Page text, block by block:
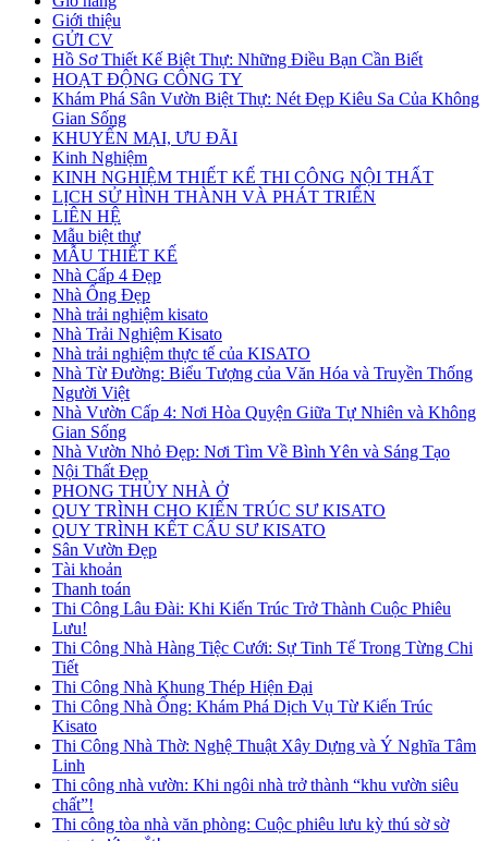
Giới thiệu
GỬI CV
Hồ Sơ Thiết Kế Biệt Thự: Những Điều Bạn Cần Biết
HOẠT ĐỘNG CÔNG TY
Khám Phá Sân Vườn Biệt Thự: Nét Đẹp Kiêu Sa Của Không
Gian Sống
KHUYẾN MẠI, ƯU ĐÃI
Kinh Nghiệm
KINH NGHIỆM THIẾT KẾ THI CÔNG NỘI THẤT
LỊCH SỬ HÌNH THÀNH VÀ PHÁT TRIỂN
LIÊN HỆ
Mẫu biệt thự
MẪU THIẾT KẾ
Nhà Cấp 4 Đẹp
Nhà Ống Đẹp
Nhà trải nghiệm kisato
Nhà Trải Nghiệm Kisato
Nhà trải nghiệm thực tế của KISATO
Nhà Từ Đường: Biểu Tượng của Văn Hóa và Truyền Thống
Người Việt
Nhà Vườn Cấp 4: Nơi Hòa Quyện Giữa Tự Nhiên và Không
Gian Sống
Nhà Vườn Nhỏ Đẹp: Nơi Tìm Về Bình Yên và Sáng Tạo
Nội Thất Đẹp
PHONG THỦY NHÀ Ở
QUY TRÌNH CHO KIẾN TRÚC SƯ KISATO
QUY TRÌNH KẾT CẤU SƯ KISATO
Sân Vườn Đẹp
Tài khoản
Thanh toán
Thi Công Lâu Đài: Khi Kiến Trúc Trở Thành Cuộc Phiêu
Lưu!
Thi Công Nhà Hàng Tiệc Cưới: Sự Tinh Tế Trong Từng Chi
Tiết
Thi Công Nhà Khung Thép Hiện Đại
Thi Công Nhà Ống: Khám Phá Dịch Vụ Từ Kiến Trúc
Kisato
Thi Công Nhà Thờ: Nghệ Thuật Xây Dựng và Ý Nghĩa Tâm
Linh
Thi công nhà vườn: Khi ngôi nhà trở thành “khu vườn siêu
chất”!
Thi công tòa nhà văn phòng: Cuộc phiêu lưu kỳ thú sờ sờ